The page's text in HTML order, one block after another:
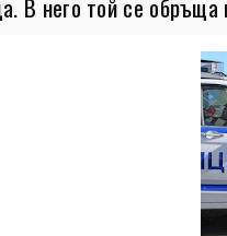
В него той се